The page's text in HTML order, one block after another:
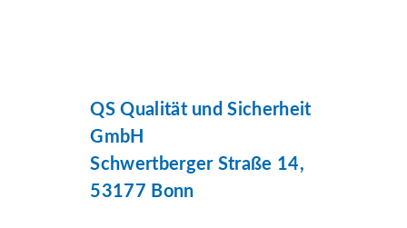
QS Qualität und Sicherheit
GmbH
Schwertberger Straße 14,
53177 Bonn